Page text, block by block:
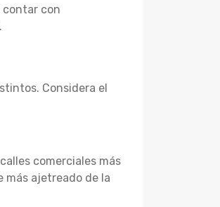
contar con
Considera el
comerciales más
más ajetreado de la